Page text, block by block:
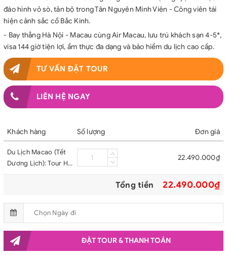
đáo hình vỏ sò, tản bộ trong Tân Nguyên Minh Viên - Công viên tái
hiện cảnh sắc cổ Bắc Kinh.
- Bay thẳng Hà Nội - Macau cùng Air Macau, lưu trú khách sạn 4-5*,
visa 144 giờ tiện lợi, ẩm thực đa dạng và bảo hiểm du lịch cao cấp.
TƯ VẤN ĐẶT TOUR
LIÊN HỆ NGAY
Khách hàng Số lượng Đơn giá
Du Lịch Macao (Tết
Dương Lịch): Tour Hà
22.490.000₫
Tổng tiền 22.490.000₫
ĐẶT TOUR & THANH TOÁN